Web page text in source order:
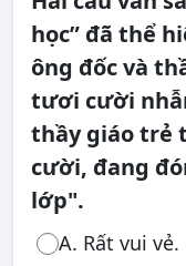
học” đã thể
ông đốc và
tươi cười
thầy giáo trẻ
cười, đang
lớp".
A. Rất vui vẻ.